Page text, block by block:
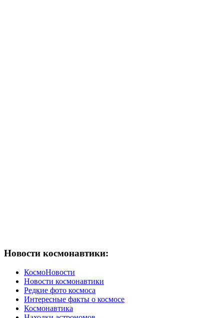
Новости космонавтики:
КосмоНовости
Новости космонавтики
Редкие фото космоса
Интересные факты о космосе
Космонавтика